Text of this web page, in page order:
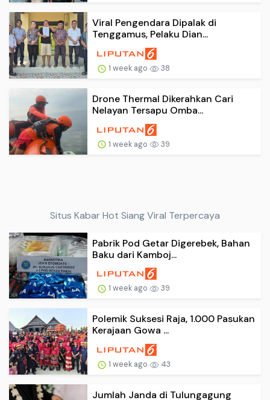
Viral Pengendara Dipalak di
Tenggamus, Pelaku Dian...
1 week ago 38
Drone Thermal Dikerahkan Cari
Nelayan Tersapu Omba...
1 week ago 39
Situs Kabar Hot Siang Viral Terpercaya
Pabrik Pod Getar Digerebek, Bahan
Baku dari Kamboj...
1 week ago 39
Polemik Suksesi Raja, 1.000 Pasukan
Kerajaan Gowa ...
1 week ago 43
Jumlah Janda di Tulungagung